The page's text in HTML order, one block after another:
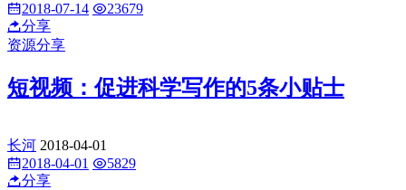
2018-07-14
23679
分享
资源分享
短视频：促进科学写作的5条小贴士
长河 2018-04-01
2018-04-01
5829
分享